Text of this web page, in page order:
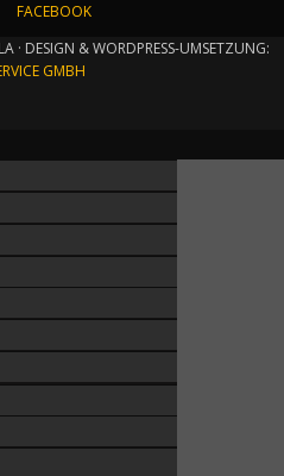
FACEBOOK
· DESIGN & WORDPRESS-UMSETZUNG:
GMBH